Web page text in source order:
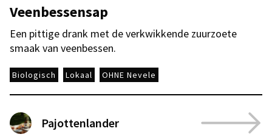
Veenbessensap
Een pittige drank met de verkwikkende zuurzoete
smaak van veenbessen.
Biologisch Lokaal OHNE Nevele
Pajottenlander